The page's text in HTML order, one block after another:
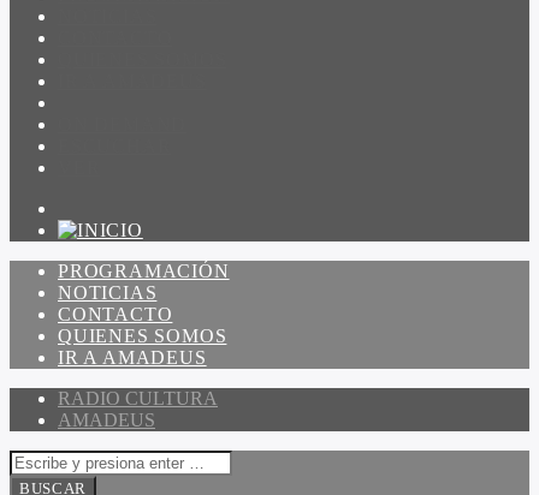
PROGRAMACIÓN
NOTICIAS
CONTACTO
QUIENES SOMOS
IR A AMADEUS
RADIO CULTURA
AMADEUS